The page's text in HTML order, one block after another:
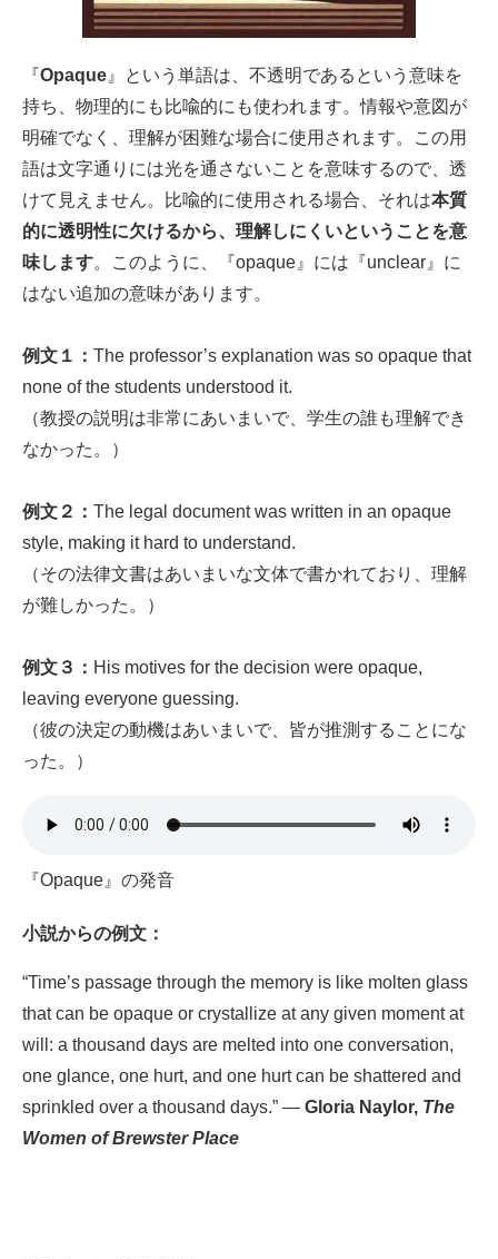
『Opaque 』という単語は、不透明であるという意味を
持ち、物理的にも比喩的にも使われます。情報や意図が
明確でなく、理解が困難な場合に使用されます。この用
語は文字通りには光を通さないことを意味するので、透
けて見えません。比喩的に使用される場合、それは本質
的に透明性に欠けるから、理解しにくいということを意
味します。このように、『opaque』には『unclear』に
はない追加の意味があります。
例文１： The professor’s explanation was so opaque that
none of the students understood it.
（教授の説明は非常にあいまいで、学生の誰も理解でき
なかった。）
例文２： The legal document was written in an opaque
style, making it hard to understand.
（その法律文書はあいまいな文体で書かれており、理解
が難しかった。）
例文３： His motives for the decision were opaque,
leaving everyone guessing.
（彼の決定の動機はあいまいで、皆が推測することにな
った。）
『Opaque』の発音
小説からの例文：
“Time’s passage through the memory is like molten glass
that can be opaque or crystallize at any given moment at
will: a thousand days are melted into one conversation,
one glance, one hurt, and one hurt can be shattered and
sprinkled over a thousand days.” — Gloria Naylor, The
Women of Brewster Place